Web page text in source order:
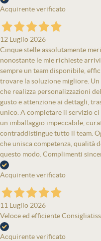
Acquirente verificato
12 Luglio 2026
Cinque stelle assolutamente
nonostante le mie richieste
sempre un team disponibile,
trovare la soluzione migliore.
che realizza personalizzazioni
gusto e attenzione ai dettagli,
unico. A completare il servizio
un imballaggio impeccabile,
contraddistingue tutto il team.
che unisca competenza, qualità
questo modo. Complimenti
Acquirente verificato
11 Luglio 2026
Veloce ed efficiente
Acquirente verificato